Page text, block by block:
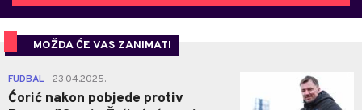
MOŽDA ĆE VAS ZANIMATI
FUDBAL 23.04.2025.
Ćorić nakon pobjede protiv